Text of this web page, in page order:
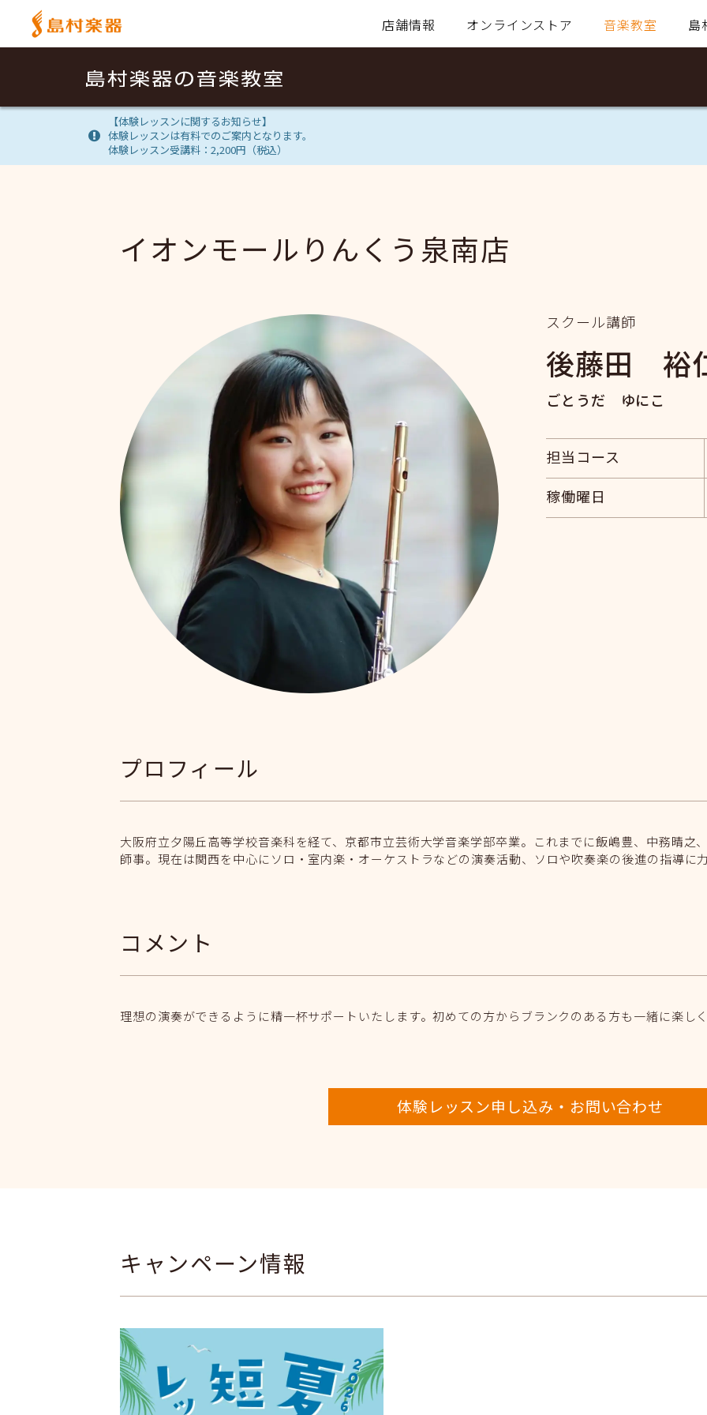
店舗情報 オンラインストア 音楽教室 島
【体験レッスンに関するお知らせ】
体験レッスンは有料でのご案内となります。
体験レッスン受講料：2,200円（税込）
イオンモールりんくう泉南店
スクール講師
後藤田 裕
ごとうだ ゆにこ
担当コース
稼働曜日
プロフィール
大阪府立夕陽丘高等学校音楽科を経て、京都市立芸術大学音楽学部卒業。これまでに飯嶋豊、中務晴之
師事。現在は関西を中心にソロ・室内楽・オーケストラなどの演奏活動、ソロや吹奏楽の後進の指導に
コメント
理想の演奏ができるように精一杯サポートいたします。初めての方からブランクのある方も一緒に楽しく
体験レッスン申し込み・お問い合わせ
キャンペーン情報